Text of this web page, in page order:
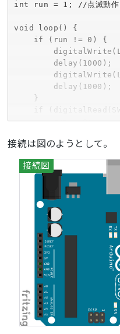
int run = 1; //点滅動作し
void loop() {
        run = 0;
}
接続は図のようとして。